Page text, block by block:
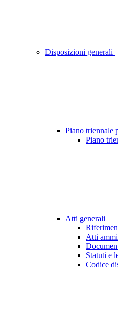
Disposizioni generali
Piano triennale
Piano
Atti generali
Atti
Statuti e
Codice